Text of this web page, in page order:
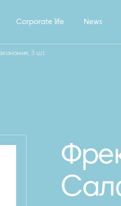
Corporate life News
3 шт.